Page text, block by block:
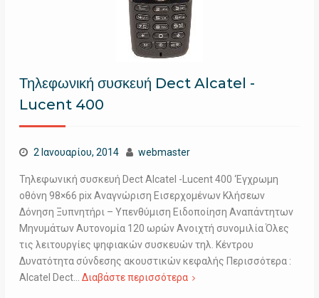
Τηλεφωνική συσκευή Dect Alcatel -
Lucent 400
2 Ιανουαρίου, 2014 webmaster
Τηλεφωνική συσκευή Dect Alcatel -Lucent 400 ‘Εγχρωμη
οθόνη 98×66 pix Αναγνώριση Εισερχομένων Κλήσεων
Δόνηση Ξυπνητήρι – Υπενθύμιση Ειδοποίηση Αναπάντητων
Μηνυμάτων Αυτονομία 120 ωρών Ανοιχτή συνομιλία Όλες
τις λειτουργίες ψηφιακών συσκευών τηλ. Κέντρου
Δυνατότητα σύνδεσης ακουστικών κεφαλής Περισσότερα :
Alcatel Dect… Διαβάστε περισσότερα